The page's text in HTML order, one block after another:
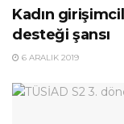
Kadın
desteği şansı
6 ARALIK 2019